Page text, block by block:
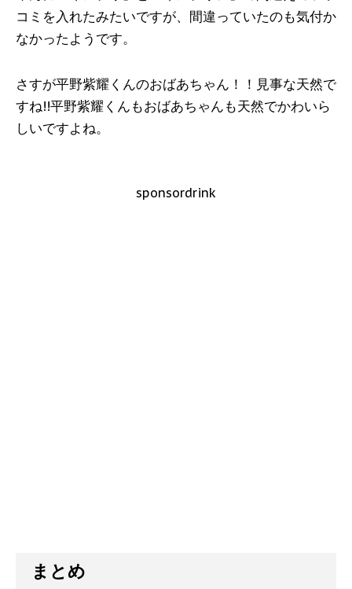
コミを入れたみたいですが、間違っていたのも気付か
なかったようです。
さすが平野紫耀くんのおばあちゃん！！見事な天然で
すね!!平野紫耀くんもおばあちゃんも天然でかわいら
しいですよね。
sponsordrink
まとめ